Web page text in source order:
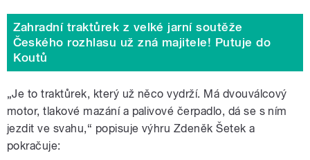
Zahradní traktůrek z velké jarní soutěže
Českého rozhlasu už zná majitele! Putuje do
Koutů
„Je to traktůrek, který už něco vydrží. Má dvouválcový
motor, tlakové mazání a palivové čerpadlo, dá se s ním
jezdit ve svahu,“ popisuje výhru Zdeněk Šetek a
pokračuje: